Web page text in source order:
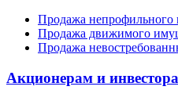
Продажа
Продажа движимого
Продажа
Акционерам и